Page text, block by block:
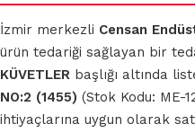
İzmir merkezli Censan
ürün tedariği sağlayan bir
KÜVETLER başlığı altında
NO:2 (1455) (Stok Kodu: ME-
ihtiyaçlarına uygun olarak